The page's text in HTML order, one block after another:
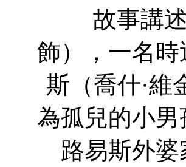
故事講述
飾），一名
斯（喬什·維
為孤兒的小
路易斯外